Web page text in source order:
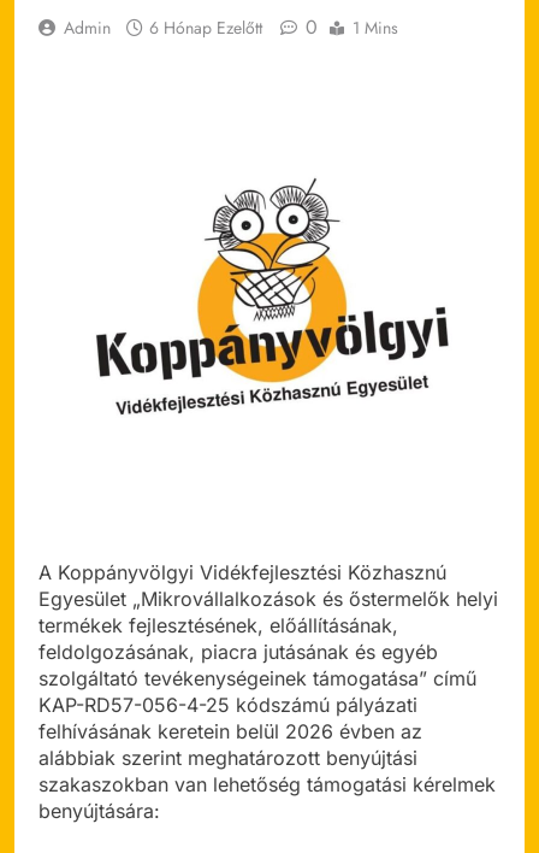
Admin 6 Hónap Ezelőtt 0 1 Mins
A Koppányvölgyi Vidékfejlesztési Közhasznú
Egyesület „Mikrovállalkozások és őstermelők helyi
termékek fejlesztésének, előállításának,
feldolgozásának, piacra jutásának és egyéb
szolgáltató tevékenységeinek támogatása” című
KAP-RD57-056-4-25 kódszámú pályázati
felhívásának keretein belül 2026 évben az
alábbiak szerint meghatározott benyújtási
szakaszokban van lehetőség támogatási kérelmek
benyújtására: